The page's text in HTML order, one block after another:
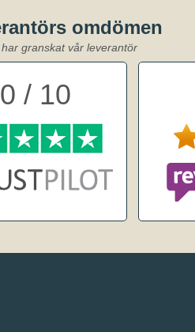
omdömen
granskat vår leverantör
/ 10